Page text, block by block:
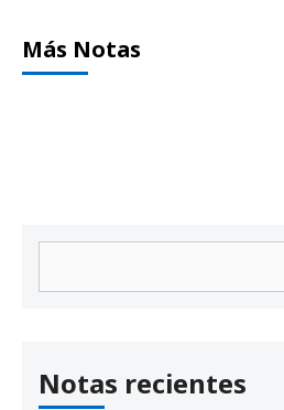
Más Notas
Notas recientes